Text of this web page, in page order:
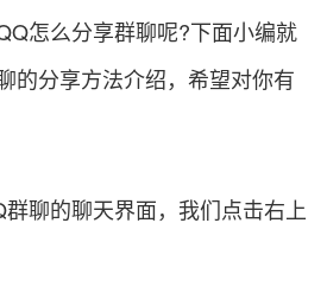
怎么分享群聊呢?下面小编就
的分享方法介绍，希望对你有
聊的聊天界面，我们点击右上